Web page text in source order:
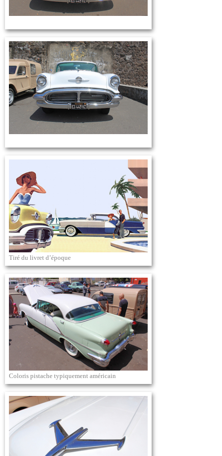
Tiré du livret d’époque
Coloris pistache typiquement américain